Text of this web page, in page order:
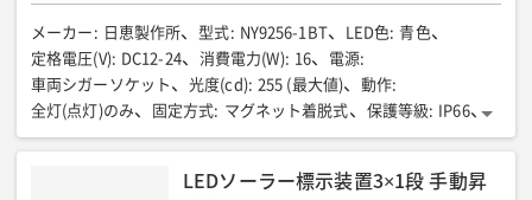
メーカー : 日恵製作所 型式: NY9256-1BT LED色: 青色
定格電圧(V): DC12-24 消費電力(W): 16 電源:
車両シガーソケット
光度(cd): 255 (最大値) 動作:
全灯(点灯)のみ
固定方式: マグネット着脱式 保護等級: IP66
動作温度範囲(℃): -30-65 全長(mm): 185 全幅(mm): 142
LEDソーラー標示装置3×1段 手動昇